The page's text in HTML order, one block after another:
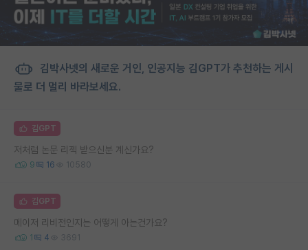
김박사넷의 새로운 거인, 인공지능 김GPT가 추천하는 게시
물로 더 멀리 바라보세요.
김GPT
저처럼 논문 리젝 받으신분 계신가요?
9 16 10580
김GPT
메이저 리비전인지는 어떻게 아는건가요?
1 4 3691